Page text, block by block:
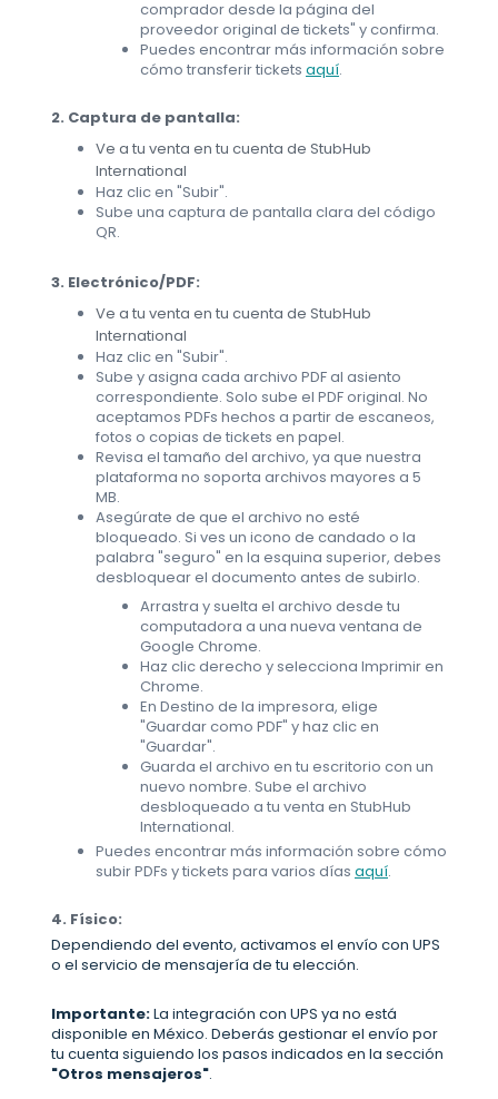
comprador desde la página del
proveedor original de tickets" y confirma.
Puedes encontrar más información sobre
cómo transferir tickets aquí.
2. Captura de pantalla:
Ve a tu venta en tu cuenta de StubHub
International
Haz clic en "Subir".
Sube una captura de pantalla clara del código
QR.
3. Electrónico/PDF:
Ve a tu venta en tu cuenta de StubHub
International
Haz clic en "Subir".
Sube y asigna cada archivo PDF al asiento
correspondiente. Solo sube el PDF original. No
aceptamos PDFs hechos a partir de escaneos,
fotos o copias de tickets en papel.
Revisa el tamaño del archivo, ya que nuestra
plataforma no soporta archivos mayores a 5
MB.
Asegúrate de que el archivo no esté
bloqueado. Si ves un icono de candado o la
palabra "seguro" en la esquina superior, debes
desbloquear el documento antes de subirlo.
Arrastra y suelta el archivo desde tu
computadora a una nueva ventana de
Google Chrome.
Haz clic derecho y selecciona Imprimir en
Chrome.
En Destino de la impresora, elige
"Guardar como PDF" y haz clic en
"Guardar".
Guarda el archivo en tu escritorio con un
nuevo nombre. Sube el archivo
desbloqueado a tu venta en StubHub
International.
Puedes encontrar más información sobre cómo
subir PDFs y tickets para varios días aquí.
4. Físico:
Dependiendo del evento, activamos el envío con UPS
o el servicio de mensajería de tu elección.
Importante:La integración con UPS ya no está
disponible en México. Deberás gestionar el envío por
tu cuenta siguiendo los pasos indicados en la sección
"Otros mensajeros".